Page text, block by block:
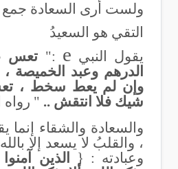
ولست أرى السعادة
التقي هو السعيدُ
يقول النبي e
:" تعس
الدرهم وعبد
وإن لم يعط سخط ،
شيك فلا انتقش .. " رواه
والسعادة والشقاء
، والقلبُ لا يسعد إلا
وعبادته : { الذين